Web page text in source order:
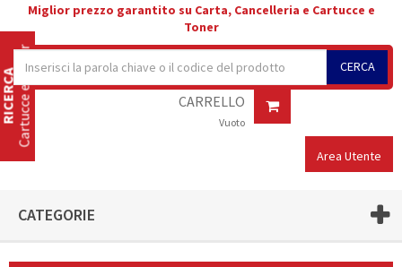
Miglior prezzo garantito su Carta, Cancelleria e Cartucce e
Toner
CERCA
CARRELLO
Vuoto
Area Utente
CATEGORIE
Cartucce e Toner